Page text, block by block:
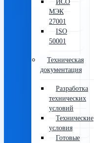
ИСО
МЭК
27001
ISO
50001
Техническая
документация
Разработка
технических
условий
Технические
условия
Готовые